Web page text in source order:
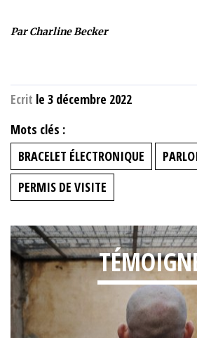
Par Charline Becker
Ecrit le 3 décembre 2022
Mots clés :
BRACELET ÉLECTRONIQUE
PERMIS DE VISITE